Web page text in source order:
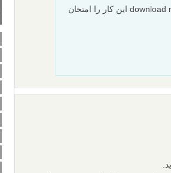
لینک مشکلی ندارد اگر نتوانستید با نرم افزار download maneger این کار را امتحان